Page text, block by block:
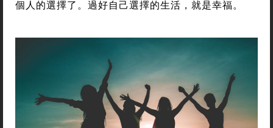
個人的選擇了。過好自己選擇的生活，就是幸福。